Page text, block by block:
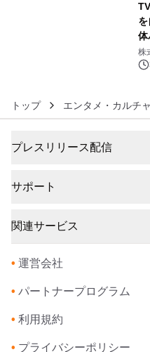
体
ギ
ル
株
トップ エンタメ・カルチ
プレスリリース配信
サポート
関連サービス
• 運営会社
• パートナープログラム
• 利用規約
• プライバシーポリシー